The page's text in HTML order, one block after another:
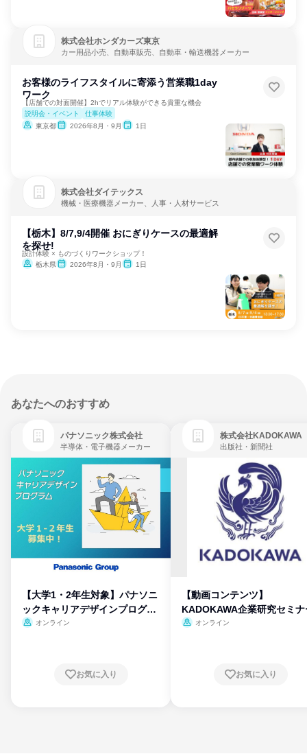
株式会社ホンダカーズ東京
カー用品小売、自動車販売、自動車・輸送機器メーカー
お客様のライフスタイルに寄添う営業職1day
ワーク
【店舗での対面開催】2hでリアル体験ができる貴重な機会
説明会・イベント
仕事体験
東京都
2026年8月・9月 1日
株式会社ダイテックス
機械・医療機器メーカー、人事・人材サービス
【栃木】8/7,9/4開催 おにぎりケースの最適解
を探せ!
設計体験 × ものづくりワークショップ！
栃木県
2026年8月・9月 1日
あなたへのおすすめ
パナソニック株式会社
半導体・電子機器メーカー
【大学1・2年生対象】パナソニ
ックキャリアデザインプログラ
ム
オンライン
お気に入り
株式会社KADOKAWA
出版社・新聞社
【動画コンテンツ】
KADOKAWA企業研究セミナ
オンライン
お気に入り